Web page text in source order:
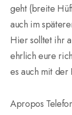
geht (breite
auch im
Hier solltet ihr
ehrlich eure
es auch mit der
Apropos